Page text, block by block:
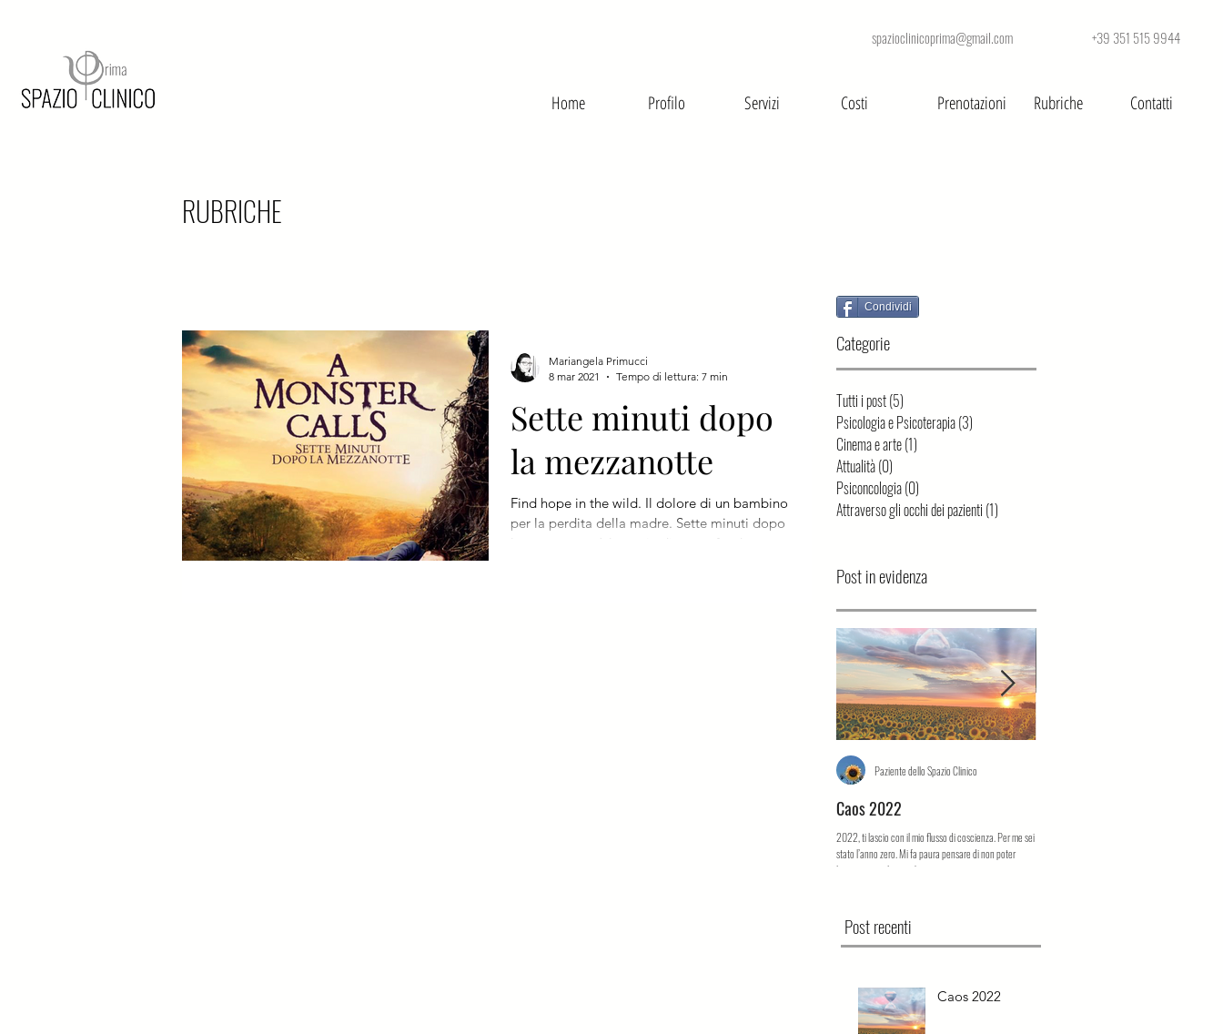
spazioclinicoprima@gmail.com +39 351 515 9944
Home Profilo Servizi Costi Prenotazioni Rubriche Contatti
RUBRICHE
Condividi
Sette minuti dopo
la mezzanotte
Find hope in the wild. Il dolore di un bambino
per la perdita della madre. Sette minuti dopo
la mezzanotte è la storia di un profondo e...
Mariangela Primucci
8 mar 2021
Tempo di lettura: 7 min
Categorie
Tutti i post(5)
Psicologia e Psicoterapia(3)
Cinema e arte(1)
Attualità(0)
Psiconcologia(0)
Attraverso gli occhi dei pazienti (1)
Post in evidenza
Caos 2022
2022, ti lascio con il mio flusso di coscienza. Per me sei
stato l’anno zero. Mi fa paura pensare di non poter
lasciare tutto il caos che...
Paziente dello Spazio Clinico
Post recenti
Caos 2022